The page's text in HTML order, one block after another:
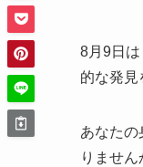
8月9日
的な発見
あなたの
りません